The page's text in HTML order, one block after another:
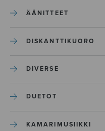
ÄÄNITTEET
DISKANTTIKUORO
DIVERSE
DUETOT
KAMARIMUSIIKKI